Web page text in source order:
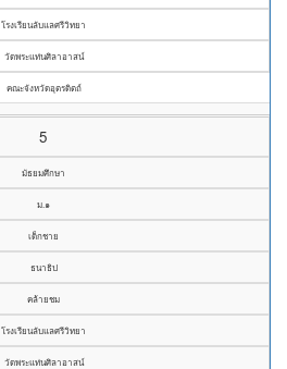
โรงเรียนลับแลศรีวิทยา
วัดพระแท่นศิลาอาสน์
คณะจังหวัดอุตรดิตถ์
5
มัธยมศึกษา
ม.๑
เด็กชาย
ธนาธิป
คล้ายชม
โรงเรียนลับแลศรีวิทยา
วัดพระแท่นศิลาอาสน์